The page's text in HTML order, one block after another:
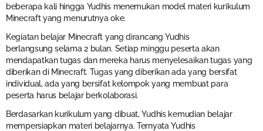
beberapa kali hingga Yudhis menemukan model materi kurikulum
Minecraft yang menurutnya oke.
Kegiatan belajar Minecraft yang dirancang Yudhis
berlangsung selama 2 bulan. Setiap minggu peserta akan
mendapatkan tugas dan mereka harus menyelesaikan tugas yang
diberikan di Minecraft. Tugas yang diberikan ada yang bersifat
individual, ada yang bersifat kelompok yang membuat para
peserta harus belajar berkolaborasi.
Berdasarkan kurikulum yang dibuat, Yudhis kemudian belajar
mempersiapkan materi belajarnya. Ternyata Yudhis